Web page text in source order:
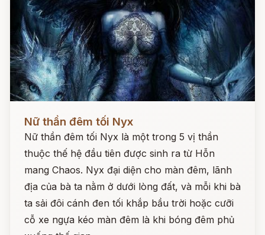
Nữ thần đêm tối Nyx
Nữ thần đêm tối Nyx là một trong 5 vị thần
thuộc thế hệ đầu tiên được sinh ra từ Hỗn
mang Chaos. Nyx đại diện cho màn đêm, lãnh
địa của bà ta nằm ở dưới lòng đất, và mỗi khi bà
ta sải đôi cánh đen tối khắp bầu trời hoặc cưỡi
cỗ xe ngựa kéo màn đêm là khi bóng đêm phủ